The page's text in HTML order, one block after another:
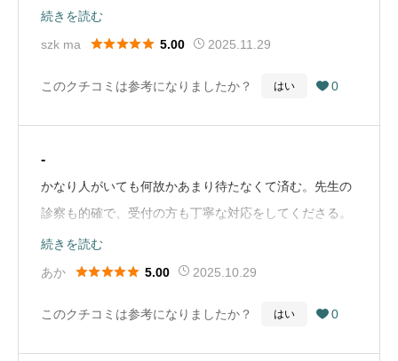
用）
康診断で両岸の視力低下と白内障の疑いと診断されまし
た。その後 ...初投稿白内障の手術相談に伺うつもりで、
HPのメールアドレスに症状を詳細に説明する形で送信し
一切の回答を得られず、別の専門病院（大宮）の眼科医
にお世話になることに。お送りしたメールが残っている
ようでしたら、個人情報が多々含まれていますので必ず
責任をもって廃棄願います。（Google Mapから引用）
に感謝します。不安いっぱいでしたが、適時の説明とそ
れぞれのタイミングで案内資料をいただき、特に前後の
ることが出来ました。スタッフの皆さんが子供から老人
なしか？！）（Google Mapから引用）
続きを読む
szk ma
 5.00 2025.11.29
このクチコミは参考になりましたか？ はい  0
-
かなり人がいても何故かあまり待たなくて済む。先生の
診察も的確で、受付の方も丁寧な対応をしてくださる。
他の眼科は火曜定休日だけど、ここは日曜以外毎日やっ
てる。建物もモダンな感じ。（Google Mapから引用）
続きを読む
あか
 5.00 2025.10.29
このクチコミは参考になりましたか？ はい  0